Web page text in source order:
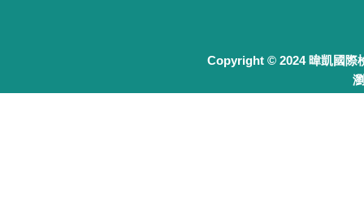
Copyright © 2024 暐凱國際